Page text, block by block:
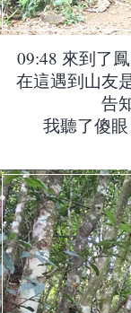
09:48 來到了
在這遇到山友
告
我聽了傻